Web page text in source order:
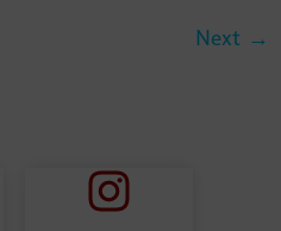
Next →